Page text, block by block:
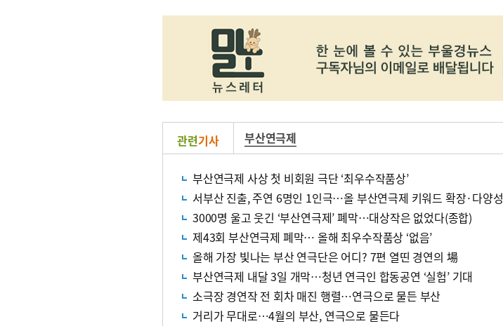
관련기사 부산연극제
부산연극제 사상 첫 비회원 극단 ‘최우수작품상’
서부산 진출, 주연 6명인 1인극…올 부산연극제 키워드 확장·다양성
3000명 울고 웃긴 ‘부산연극제’ 폐막…대상작은 없었다(종합)
제43회 부산연극제 폐막… 올해 최우수작품상 ‘없음’
올해 가장 빛나는 부산 연극단은 어디? 7편 열띤 경연의 場
부산연극제 내달 3일 개막…청년 연극인 합동공연 ‘실험’ 기대
소극장 경연작 전 회차 매진 행렬…연극으로 물든 부산
거리가 무대로…4월의 부산, 연극으로 물든다